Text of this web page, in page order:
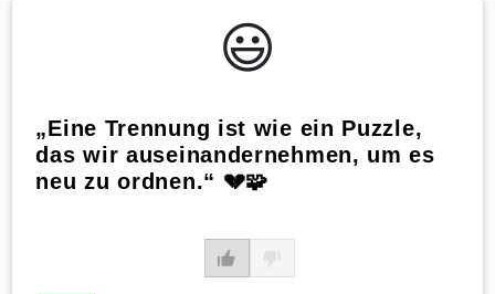
😃️
„Eine Trennung ist wie ein Puzzle,
das wir auseinandernehmen, um es
neu zu ordnen.“ 💔🧩